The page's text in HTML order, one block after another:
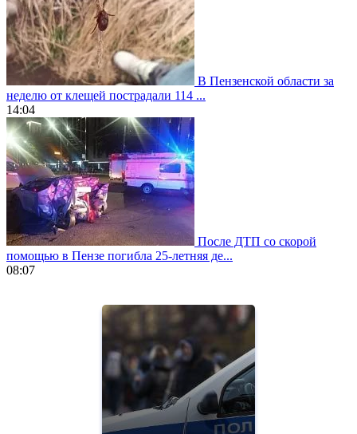
В Пензенской области за
неделю от клещей пострадали 114 ...
14:04
После ДТП со скорой
помощью в Пензе погибла 25-летняя де...
08:07
https://gradewatches.to/